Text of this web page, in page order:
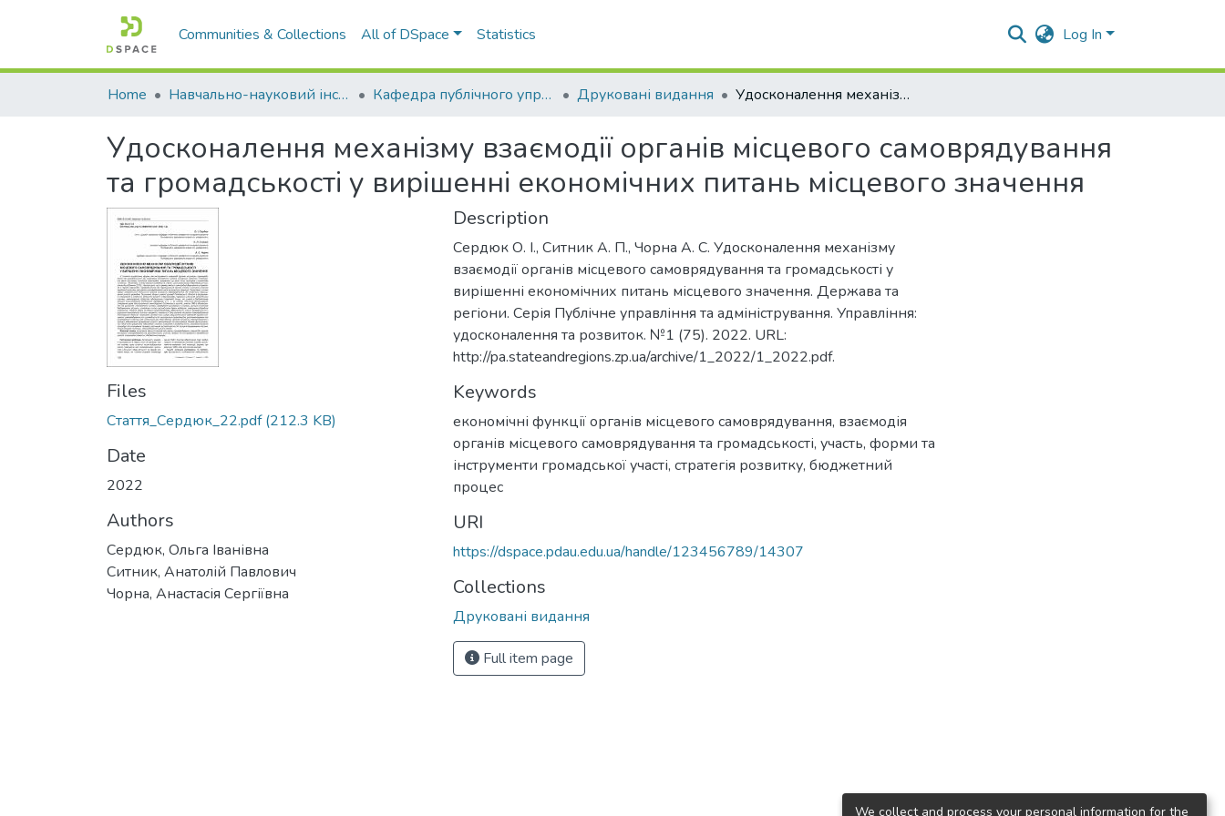
Communities & Collections All of DSpace Statistics Log In
Home Навчально-науковий інститут економіки, управління, права та інформаційних технологій Кафедра публічного управління та адміністрування Друковані видання Удосконалення механізму взаємодії органів місцевого самоврядування та громадськості у вирішенні економічних питань місцевого значення
Удосконалення механізму взаємодії органів місцевого самоврядування
та громадськості у вирішенні економічних питань місцевого значення
Files
Стаття_Сердюк_22.pdf(212.3 KB)
Date
2022
Authors
Сердюк, Ольга Іванівна
Ситник, Анатолій Павлович
Чорна, Анастасія Сергіївна
Description
Сердюк О. І., Ситник А. П., Чорна А. С. Удосконалення механізму
взаємодії органів місцевого самоврядування та громадськості у
вирішенні економічних питань місцевого значення. Держава та
регіони. Серія Публічне управління та адміністрування. Управління:
удосконалення та розвиток. №1 (75). 2022. URL:
http://pa.stateandregions.zp.ua/archive/1_2022/1_2022.pdf.
Keywords
економічні функції органів місцевого самоврядування, взаємодія
органів місцевого самоврядування та громадськості, участь, форми та
інструменти громадської участі, стратегія розвитку, бюджетний
процес
URI
https://dspace.pdau.edu.ua/handle/123456789/14307
Collections
Друковані видання
Full item page
We collect and process your personal information for the